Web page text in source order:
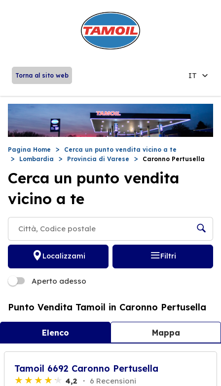
Torna al sito web IT
Pagina Home
Cerca un punto vendita vicino a te
Lombardia
Provincia di Varese Caronno Pertusella
Cerca un punto vendita
vicino a te
Localizzami Filtri
Aperto adesso
Punto Vendita Tamoil in Caronno Pertusella
Elenco Mappa
Tamoil 6692 Caronno Pertusella
4,2 6 Recensioni